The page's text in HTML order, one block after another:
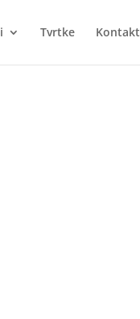
Tvrtke Kontakt